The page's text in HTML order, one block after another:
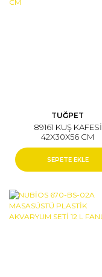
TUĞPET
89161 KUŞ KAFESİ
42X30X56 CM
SEPETE EKLE